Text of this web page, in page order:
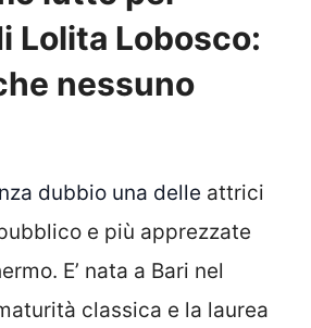
Lolita Lobosco:
nessuno
dubbio una delle attrici
e più apprezzate
E’ nata a Bari nel
classica e la laurea